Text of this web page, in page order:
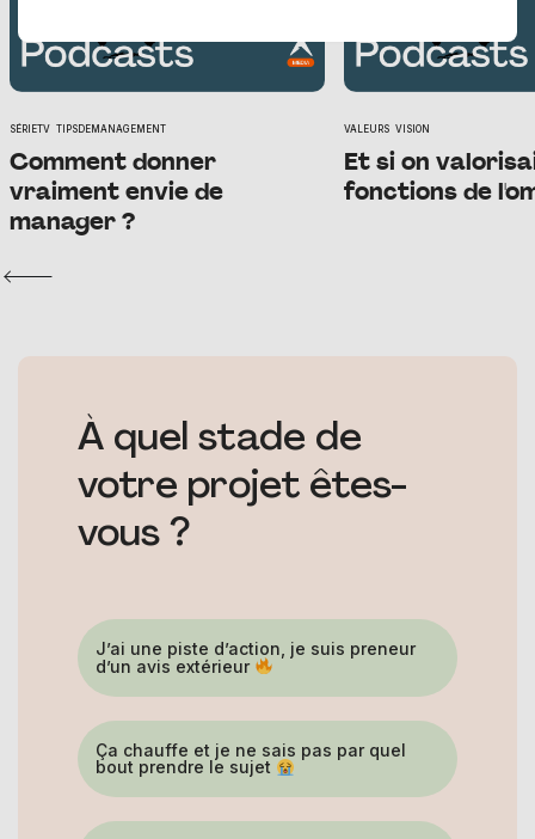
SÉRIETV TIPSDEMANAGEMENT
Comment donner
vraiment envie de
manager ?
VALEURS VISION
Et si on
fonctions de
À quel stade de
votre projet êtes-
vous ?
J’ai une piste d’action, je suis preneur
d’un avis extérieur
Ça chauffe et je ne sais pas par quel
bout prendre le sujet